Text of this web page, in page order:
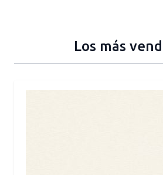
Los más